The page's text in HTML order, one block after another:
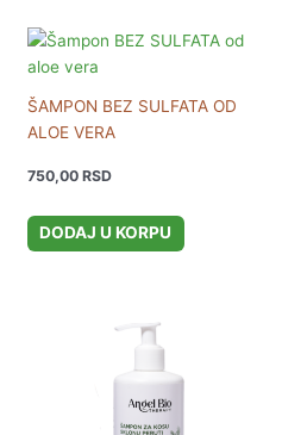
ŠAMPON BEZ SULFATA OD
ALOE VERA
750,00 RSD
DODAJ U KORPU